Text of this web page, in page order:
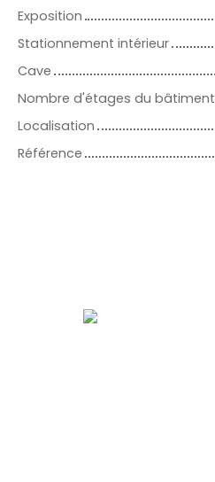
Exposition
Stationnement intérieur
Cave
Nombre d'étages du bâtiment
Localisation
Référence